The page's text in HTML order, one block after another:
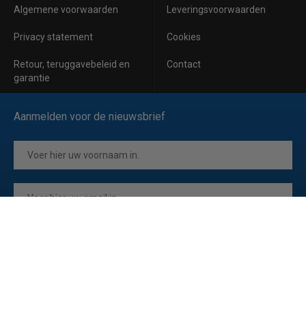
Algemene voorwaarden Leveringsvoorwaarden
Privacy statement Cookies
Retour, teruggavebeleid en
garantie
Contact
Aanmelden voor de nieuwsbrief